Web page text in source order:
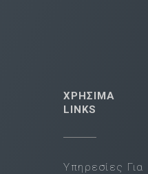
ΧΡΗΣΙΜΑ
LINKS
Υπηρεσίες Για